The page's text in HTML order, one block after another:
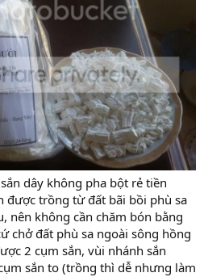
dây không pha bột rẻ tiền
được trồng từ đất bãi bồi phù sa
nên không cần chăm bón bằng
chở đất phù sa ngoài sông hồng
2 cụm sắn, vùi nhánh sắn
sắn to (trồng thì dễ nhưng làm